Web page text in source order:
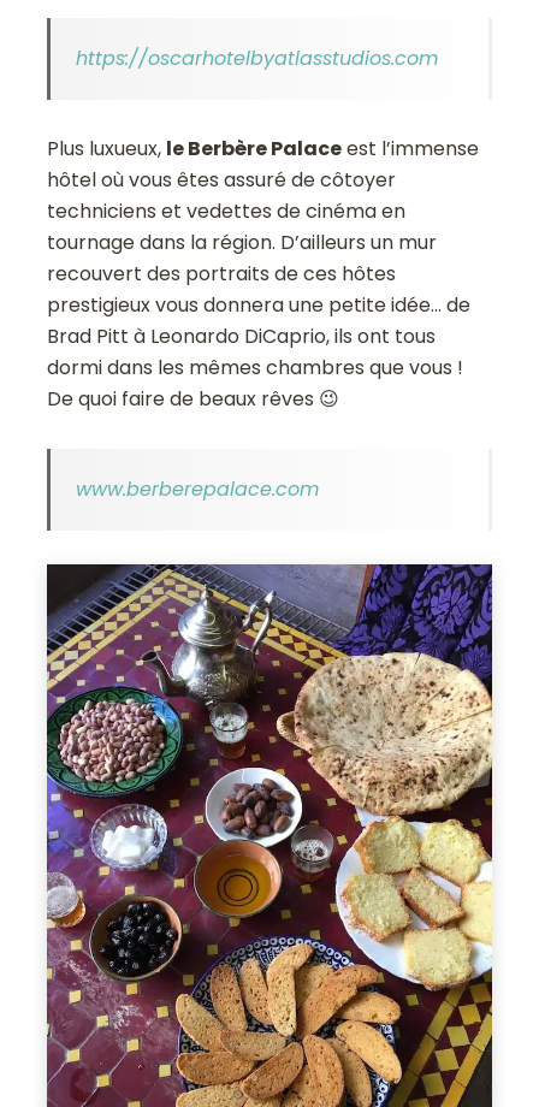
https://oscarhotelbyatlasstudios.com
Plus luxueux, le Berbère Palaceest l’immense
hôtel où vous êtes assuré de côtoyer
techniciens et vedettes de cinéma en
tournage dans la région. D’ailleurs un mur
recouvert des portraits de ces hôtes
prestigieux vous donnera une petite idée… de
Brad Pitt à Leonardo DiCaprio, ils ont tous
dormi dans les mêmes chambres que vous !
De quoi faire de beaux rêves 😉
www.berberepalace.com